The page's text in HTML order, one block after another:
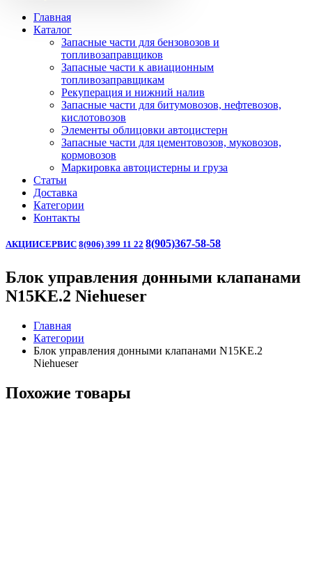
Главная
Каталог
Запасные части для бензовозов и
топливозаправщиков
Запасные части к авиационным
топливозаправщикам
Рекуперация и нижний налив
Запасные части для битумовозов, нефтевозов,
кислотовозов
Элементы облицовки автоцистерн
Запасные части для цементовозов, муковозов,
кормовозов
Маркировка автоцистерны и груза
Статьи
Доставка
Категории
Контакты
АКЦИИСЕРВИС 8(906) 399 11 22 8(905)367-58-58
Блок управления донными клапанами
N15KE.2 Niehueser
Главная
Категории
Блок управления донными клапанами N15KE.2
Niehueser
Похожие товары